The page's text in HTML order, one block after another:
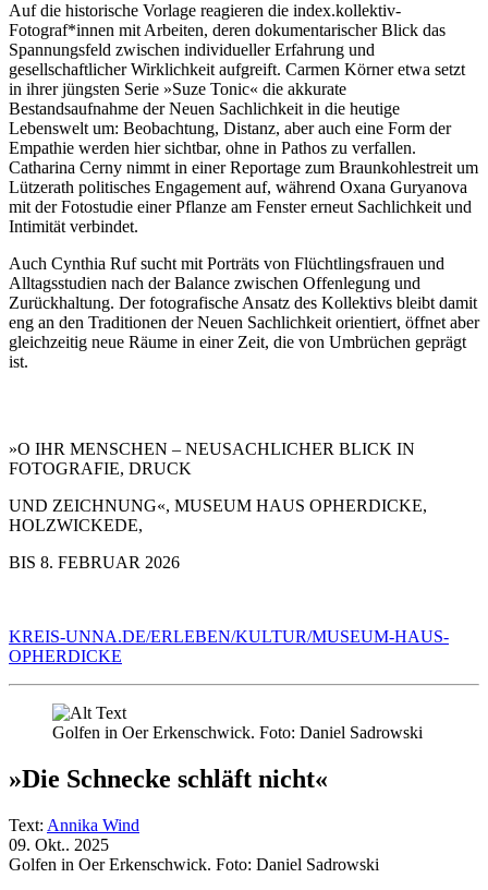
Auf die historische Vorlage reagieren die index.kollektiv-
Fotograf*innen mit Arbeiten, deren dokumentarischer Blick das
Spannungsfeld zwischen individueller Erfahrung und
gesellschaftlicher Wirklichkeit aufgreift. Carmen Körner etwa setzt
in ihrer jüngsten Serie »Suze Tonic« die akkurate
Bestandsaufnahme der Neuen Sachlichkeit in die heutige
Lebenswelt um: Beobachtung, Distanz, aber auch eine Form der
Empathie werden hier sichtbar, ohne in Pathos zu verfallen.
Catharina Cerny nimmt in einer Reportage zum Braunkohlestreit um
Lützerath politisches Engagement auf, während Oxana Guryanova
mit der Fotostudie einer Pflanze am Fenster erneut Sachlichkeit und
Intimität verbindet.
Auch Cynthia Ruf sucht mit Porträts von Flüchtlingsfrauen und
Alltagsstudien nach der Balance zwischen Offenlegung und
Zurückhaltung. Der fotografische Ansatz des Kollektivs bleibt damit
eng an den Traditionen der Neuen Sachlichkeit orientiert, öffnet aber
gleichzeitig neue Räume in einer Zeit, die von Umbrüchen geprägt
ist.
»O IHR MENSCHEN – NEUSACHLICHER BLICK IN
FOTOGRAFIE, DRUCK
UND ZEICHNUNG«, MUSEUM HAUS OPHERDICKE,
HOLZWICKEDE,
BIS 8. FEBRUAR 2026
KREIS-UNNA.DE/ERLEBEN/KULTUR/MUSEUM-HAUS-
OPHERDICKE
Golfen in Oer Erkenschwick. Foto: Daniel Sadrowski
»Die Schnecke schläft nicht«
Text: Annika Wind
09. Okt.. 2025
Golfen in Oer Erkenschwick. Foto: Daniel Sadrowski